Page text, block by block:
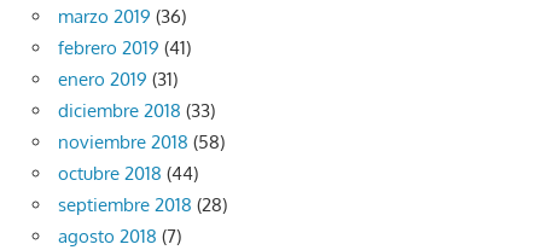
marzo 2019 (36)
febrero 2019 (41)
enero 2019 (31)
diciembre 2018 (33)
noviembre 2018 (58)
octubre 2018 (44)
septiembre 2018 (28)
agosto 2018 (7)